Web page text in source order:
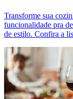
Transforme sua
funcionalidade pra
de estilo. Confira a